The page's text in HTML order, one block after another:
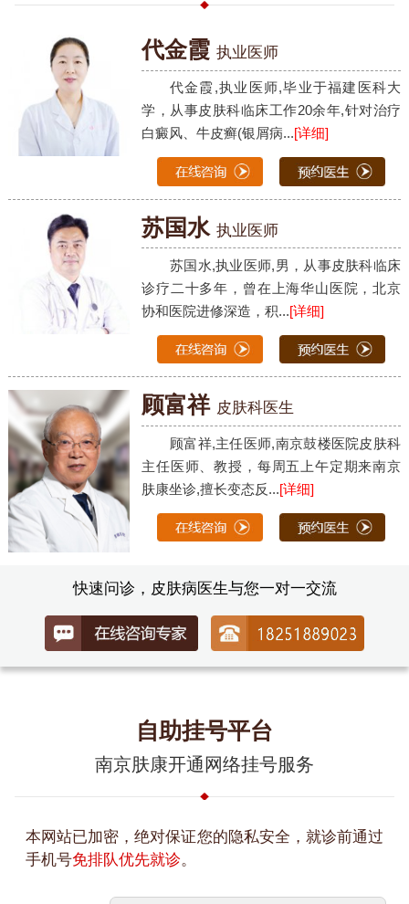
代金霞 执业医师
代金霞,执业医师,毕业于福建医科大
学，从事皮肤科临床工作20余年,针对治疗
白癜风、牛皮癣(银屑病...[详细]
苏国水 执业医师
苏国水,执业医师,男，从事皮肤科临床
诊疗二十多年，曾在上海华山医院，北京
协和医院进修深造，积...[详细]
顾富祥 皮肤科医生
顾富祥,主任医师,南京鼓楼医院皮肤科
主任医师、教授，每周五上午定期来南京
肤康坐诊,擅长变态反...[详细]
快速问诊，皮肤病医生与您一对一交流
自助挂号平台
南京肤康开通网络挂号服务
本网站已加密，绝对保证您的隐私安全，就诊前通过
手机号免排队优先就诊。